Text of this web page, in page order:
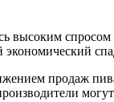
высоким
продаж